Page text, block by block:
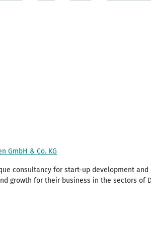
GmbH & Co. KG
consultancy for start-up development
growth for their business in the sectors of